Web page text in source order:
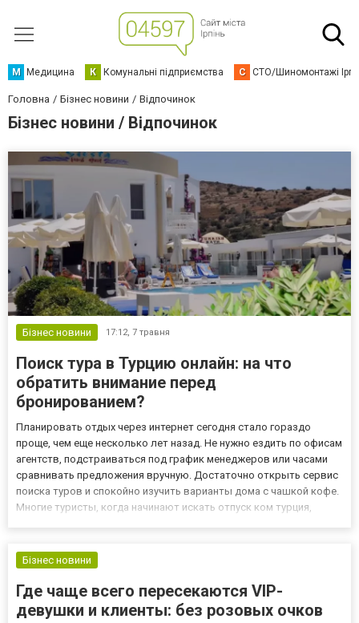
М Медицина К Комунальні підприємства С СТО/Шиномонтажі
Головна Бізнес новини Відпочинок
Бізнес новини / Відпочинок
Бізнес новини 17:12, 7 травня
Поиск тура в Турцию онлайн: на что
обратить внимание перед
бронированием?
Планировать отдых через интернет сегодня стало гораздо
проще, чем еще несколько лет назад. Не нужно ездить по офисам
агентств, подстраиваться под график менеджеров или часами
сравнивать предложения вручную. Достаточно открыть сервис
поиска туров и спокойно изучить варианты дома с чашкой кофе.
Многие туристы, когда начинают искать отпуск ком турция,
Бізнес новини
Где чаще всего пересекаются VIP-
девушки и клиенты: без розовых очков